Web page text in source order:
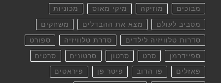
מבוכים מוזיקה מיקי מאוס מכוניות
מסביב לעולם מצא את ההבדלים משחקים
סדרות טלוויזיה לילדים סדרת טלוויזיה ספורט
ספיידרמן סרט סרטון סרטונים סרטים
פאזלים פו הדוב פיטר פן פיראטים